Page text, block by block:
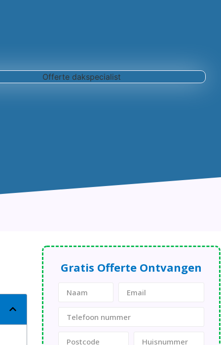
Gratis Offerte Ontvangen